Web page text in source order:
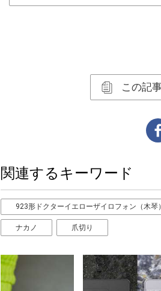
この記
関連するキーワード
923形ドクターイエローザイロフォン（木琴）
ナカノ 爪切り